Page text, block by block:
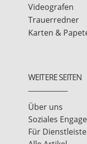
Videografen
Trauerredner
Karten &
WEITERE SEITEN
Über uns
Soziales
Für